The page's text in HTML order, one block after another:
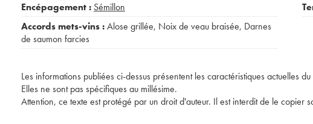
Encépagement : Sémillon
Accords mets-vins :Alose grillée, Noix de veau braisée, Darnes
de saumon farcies
Les informations publiées ci-dessus présentent les caractéristiques actuelles
Elles ne sont pas spécifiques au millésime.
Attention, ce texte est protégé par un droit d'auteur. Il est interdit de le copier